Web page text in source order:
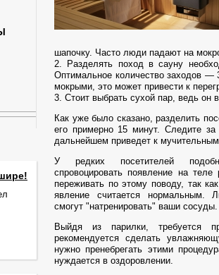
шапочку. Часто люди падают на
2. Разделять поход в сауну
Оптимальное количество заходов
мокрыми, это может привести к
3. Стоит выбрать сухой пар, ведь он
Как уже было сказано, разделить
его примерно 15 минут. Следите
дальнейшем приведет к
У редких посетителей
спровоцировать появление на
переживать по этому поводу, так
явление считается нормальным.
смогут "натренировать" ваши сосуды.
Выйдя из парилки, требуется
рекомендуется сделать
нужно пренебрегать этими
нуждается в оздоровлении.